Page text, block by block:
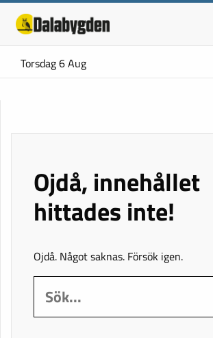
Torsdag 6 Aug
Ojdå, innehållet
hittades inte!
Ojdå. Något saknas. Försök igen.